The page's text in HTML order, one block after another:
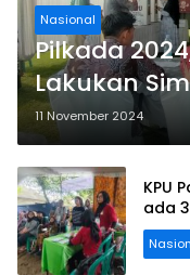
Nasional
Pilkada
Lakukan
11 November 2024
KPU
ada